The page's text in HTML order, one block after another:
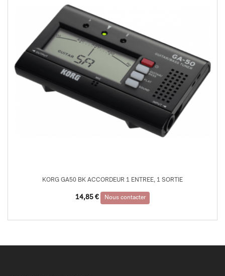
KORG GA50 BK ACCORDEUR 1 ENTREE, 1 SORTIE
14,85 € Nous contacter